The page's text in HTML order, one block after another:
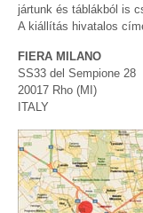
jártunk és táblákból is
A kiállítás hivatalos
FIERA MILANO
SS33 del Sempione 28
20017 Rho (MI)
ITALY